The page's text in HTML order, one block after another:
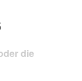
die